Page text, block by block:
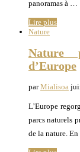
panoramas à …
Lire plus
Nature
Nature
d’Europe
parMialisoa
L’Europe
parcs naturels
de la nature.